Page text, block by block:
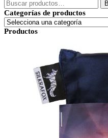
por:
Categorías de productos
Productos